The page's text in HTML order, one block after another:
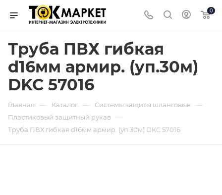
0
Труба ПВХ гибкая
d16мм армир. (уп.30м)
DKC 57016
Главная — Каталог — Системы защиты шланговые —
Пластиковый защитный рукав —
Труба ПВХ гибкая d16мм армир. (уп.30м) DKC 57016